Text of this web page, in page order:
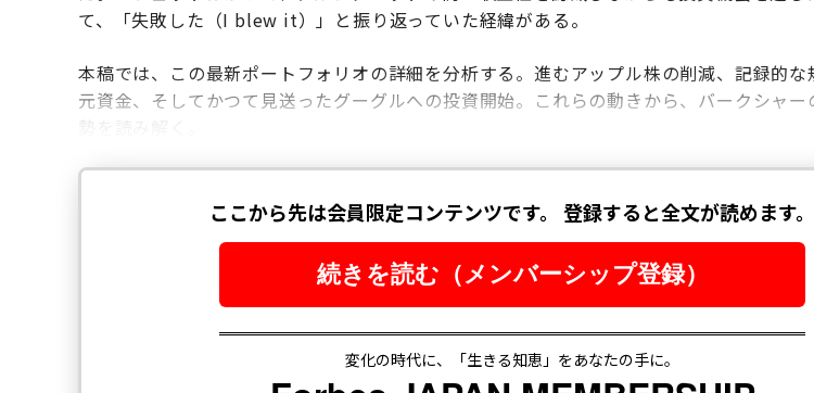
て、「失敗した（I blew it）」と振り返っていた経緯がある。
本稿では、この最新ポートフォリオの詳細を分析する。進むアップル株の削減、記録的
元資金、そしてかつて見送ったグーグルへの投資開始。これらの動きから、バークシャ
勢を読み解く。